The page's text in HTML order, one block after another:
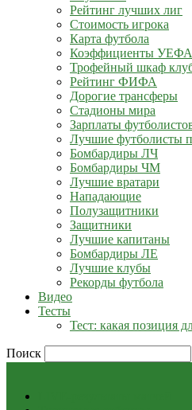
Рейтинг лучших лиг
Стоимость игрока
Карта футбола
Коэффициенты УЕФА
Трофейный шкаф
Рейтинг ФИФА
Дорогие трансферы
Стадионы мира
Зарплаты
Лучшие футболисты
Бомбардиры ЛЧ
Бомбардиры ЧМ
Лучшие вратари
Нападающие
Полузащитники
Защитники
Лучшие капитаны
Бомбардиры ЛЕ
Лучшие клубы
Рекорды футбола
Видео
Тесты
Тест: какая позиция
Поиск